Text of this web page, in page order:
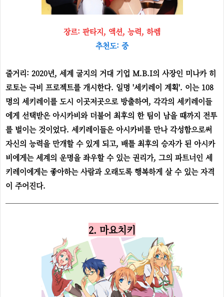
장르: 판타지, 액션, 능력, 하렘
추천도: 중
줄거리: 2020년, 세계 굴지의 거대 기업 M.B.I의 사장인 미나카 히
로토는 극비 프로젝트를 개시한다. 일명 '세키레이 계획'. 이는 108
명의 세키레이를 도시 이곳저곳으로 방출하여, 각각의 세키레이들
에게 선택받은 아시카비와 더불어 최후의 한 팀이 남을 때까지 전투
를 벌이는 것이었다. 세키레이들은 아시카비를 만나 각성함으로써
자신의 능력을 만개할 수 있게 되고, 배틀 최후의 승자가 된 아시카
비에게는 세계의 운명을 좌우할 수 있는 권리가, 그의 파트너인 세
키레이에게는 좋아하는 사람과 오래도록 행복하게 살 수 있는 자격
이 주어진다.
2. 마요치키